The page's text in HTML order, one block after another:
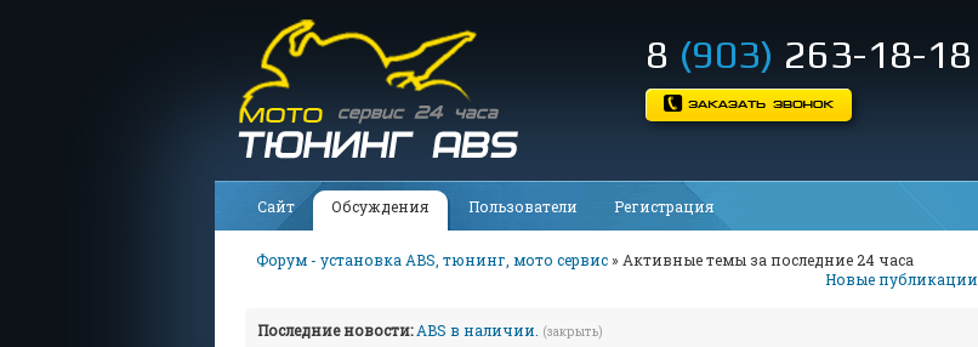
8 (903) 263-18-18
Сайт Обсуждения Пользователи Регистрация
Форум - установка ABS, тюнинг, мото сервис» Активные темы за последние 24 часа
Новые публикации
Последние новости: ABS в наличии. (закрыть)